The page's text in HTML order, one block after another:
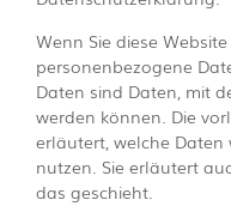
Wenn Sie diese
personenbezogene
Daten sind Daten, mit
werden können. Die
erläutert, welche
nutzen. Sie erläutert
das geschieht.